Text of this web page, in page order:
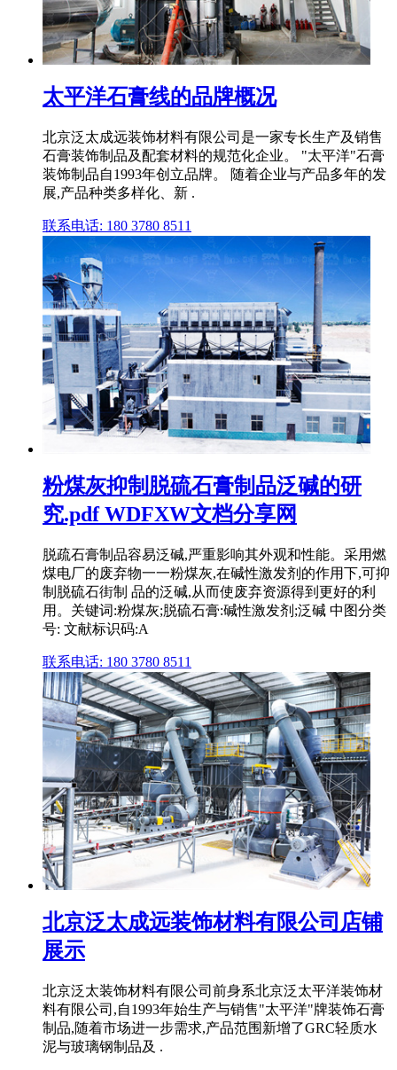
太平洋石膏线的品牌概况
北京泛太成远装饰材料有限公司是一家专长生产及销售
石膏装饰制品及配套材料的规范化企业。 "太平洋"石膏
装饰制品自1993年创立品牌。 随着企业与产品多年的发
展,产品种类多样化、新 .
联系电话: 180 3780 8511
粉煤灰抑制脱硫石膏制品泛碱的研
究.pdf WDFXW文档分享网
脱疏石膏制品容易泛碱,严重影响其外观和性能。采用燃
煤电厂的废弃物一一粉煤灰,在碱性激发剂的作用下,可抑
制脱硫石街制 品的泛碱,从而使废弃资源得到更好的利
用。关键词:粉煤灰;脱硫石膏:碱性激发剂;泛碱 中图分类
号: 文献标识码:A
联系电话: 180 3780 8511
北京泛太成远装饰材料有限公司店铺
展示
北京泛太装饰材料有限公司前身系北京泛太平洋装饰材
料有限公司,自1993年始生产与销售"太平洋"牌装饰石膏
制品,随着市场进一步需求,产品范围新增了GRC轻质水
泥与玻璃钢制品及 .